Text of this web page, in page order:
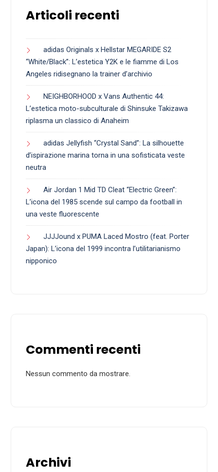
Articoli recenti
adidas Originals x Hellstar MEGARIDE S2
“White/Black”: L’estetica Y2K e le fiamme di Los
Angeles ridisegnano la trainer d’archivio
NEIGHBORHOOD x Vans Authentic 44:
L’estetica moto-subculturale di Shinsuke Takizawa
riplasma un classico di Anaheim
adidas Jellyfish “Crystal Sand”: La silhouette
d’ispirazione marina torna in una sofisticata veste
neutra
Air Jordan 1 Mid TD Cleat “Electric Green”:
L’icona del 1985 scende sul campo da football in
una veste fluorescente
JJJJound x PUMA Laced Mostro (feat. Porter
Japan): L’icona del 1999 incontra l’utilitarianismo
nipponico
Commenti recenti
Nessun commento da mostrare.
Archivi